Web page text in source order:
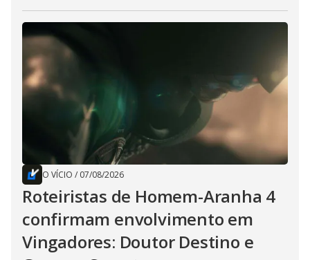
O VÍCIO / 07/08/2026
Roteiristas de Homem-Aranha 4
confirmam envolvimento em
Vingadores: Doutor Destino e